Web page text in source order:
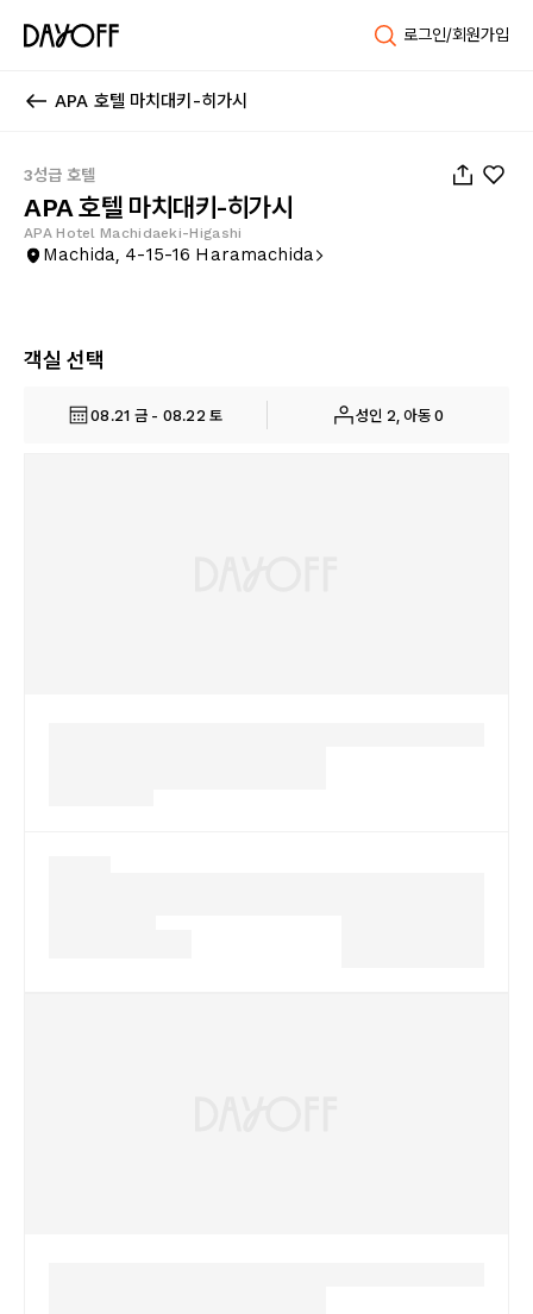
로그인/회원가입
APA 호텔 마치대키-히가시
3성급 호텔
APA 호텔 마치대키-히가시
APA Hotel Machidaeki-Higashi
Machida, 4-15-16 Haramachida
객실 선택
08.21 금 - 08.22 토 성인 2, 아동 0